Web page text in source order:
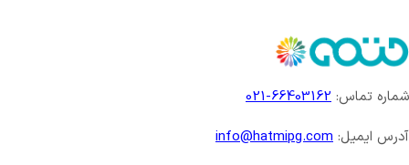
شماره تماس: 66403162-021
آدرس ایمیل: info@hatmipg.com